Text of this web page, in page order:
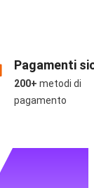
Pagamenti
200+ metodi di
pagamento